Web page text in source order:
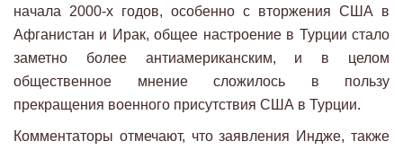
начала 2000-х годов, особенно с вторжения США в
Афганистан и Ирак, общее настроение в Турции стало
заметно более антиамериканским, и в целом
общественное мнение сложилось в пользу
прекращения военного присутствия США в Турции.
Комментаторы отмечают, что заявления Индже, также